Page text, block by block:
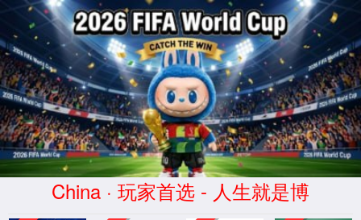
米兰(milan)足球俱乐部-官方中文网
站
404